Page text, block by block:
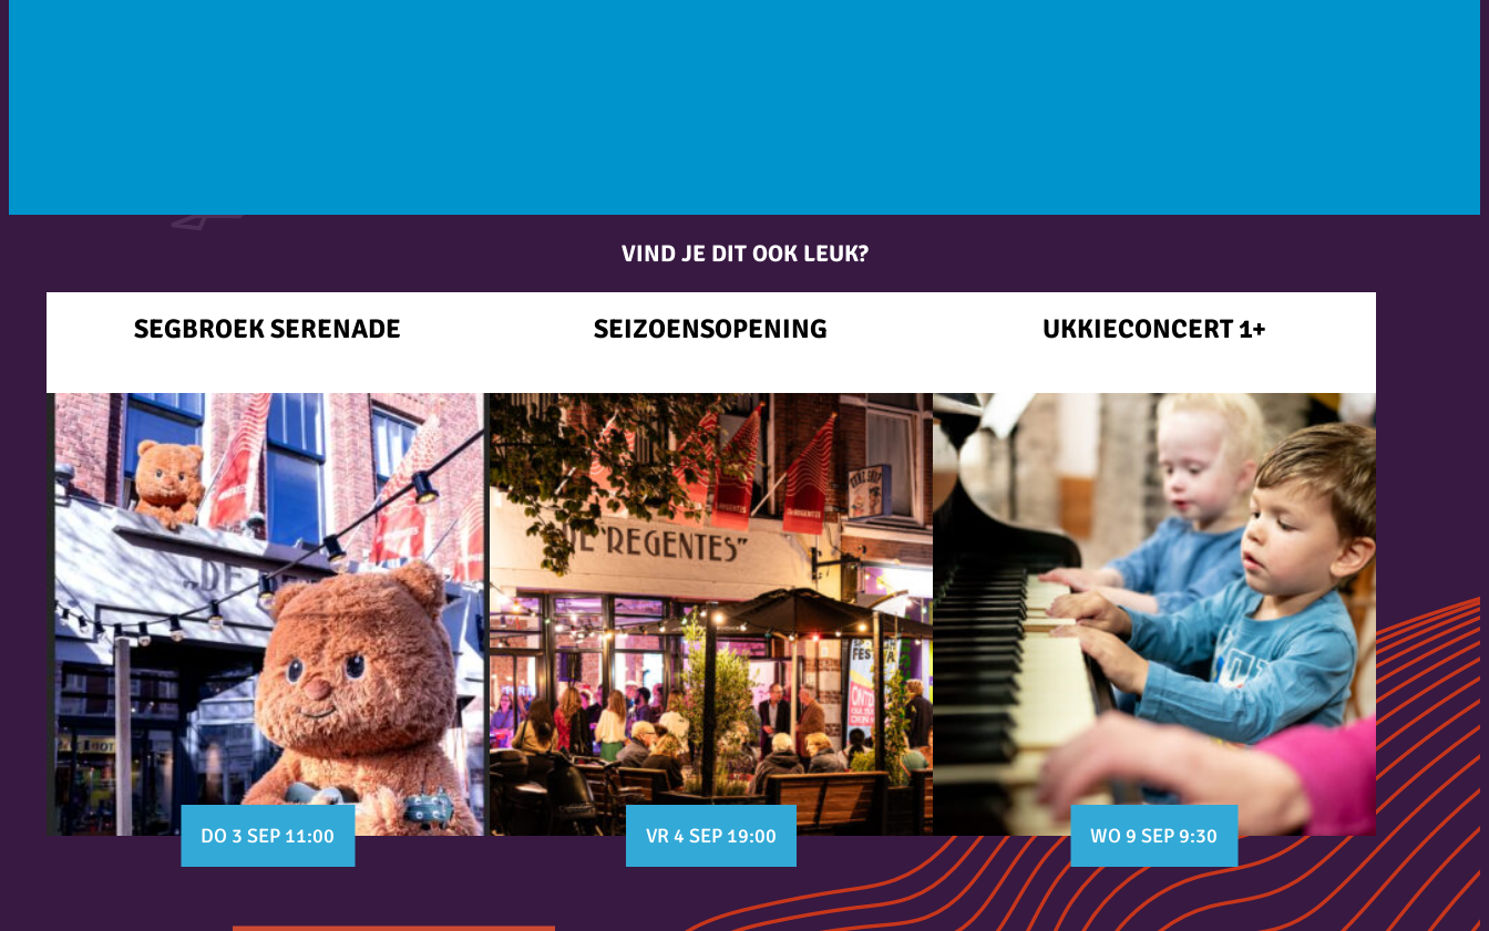
VIND JE DIT OOK LEUK?
SEGBROEK SERENADE
DO 3 SEP 11:00
SEIZOENSOPENING
VR 4 SEP 19:00
UKKIECONCERT 1+
WO 9 SEP 9:30